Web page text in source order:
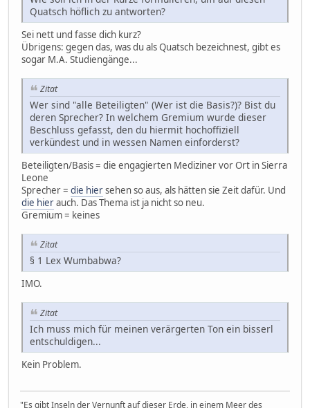
Quatsch höflich zu antworten?
Sei nett und fasse dich kurz?
Übrigens: gegen das, was du als Quatsch bezeichnest, gibt es
sogar M.A. Studiengänge...
Zitat
Wer sind "alle Beteiligten" (Wer ist die Basis?)? Bist du
deren Sprecher? In welchem Gremium wurde dieser
Beschluss gefasst, den du hiermit hochoffiziell
verkündest und in wessen Namen einforderst?
Beteiligten/Basis = die engagierten Mediziner vor Ort in Sierra
Leone
Sprecher = die hiersehen so aus, als hätten sie Zeit dafür. Und
die hierauch. Das Thema ist ja nicht so neu.
Gremium = keines
Zitat
§ 1 Lex Wumbabwa?
IMO.
Zitat
Ich muss mich für meinen verärgerten Ton ein bisserl
entschuldigen...
Kein Problem.
"Es gibt Inseln der Vernunft auf dieser Erde, in einem Meer des